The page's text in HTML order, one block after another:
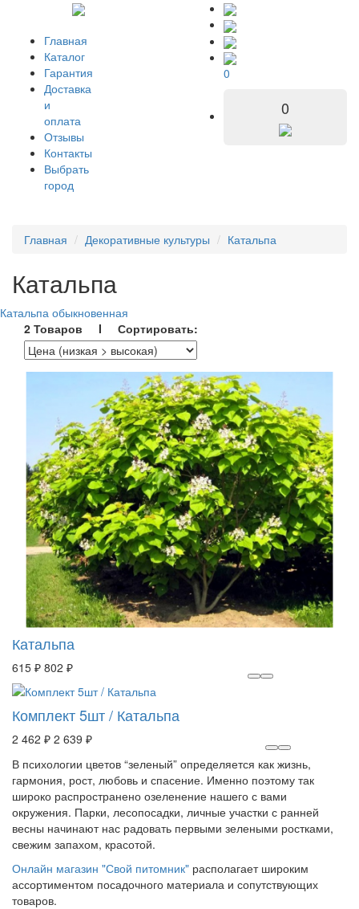
Главная
Каталог
Гарантия
Доставка
и
оплата
Отзывы
Контакты
Выбрать
город
0
0
Главная Декоративные культуры Катальпа
Катальпа
Катальпа обыкновенная
2 Товаров I Сортировать:
Катальпа
615 ₽ 802 ₽
Комплект 5шт / Катальпа
2 462 ₽ 2 639 ₽
В психологии цветов “зеленый” определяется как жизнь,
гармония, рост, любовь и спасение. Именно поэтому так
широко распространено озеленение нашего с вами
окружения. Парки, лесопосадки, личные участки с ранней
весны начинают нас радовать первыми зелеными ростками,
свежим запахом, красотой.
Онлайн магазин "Свой питомник" располагает широким
ассортиментом посадочного материала и сопутствующих
товаров.